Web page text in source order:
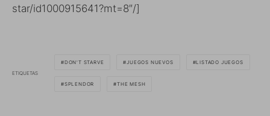
star/id1000915641?mt=8″/]
ETIQUETAS
DON'T STARVE JUEGOS NUEVOS LISTADO JUEGOS
SPLENDOR THE MESH